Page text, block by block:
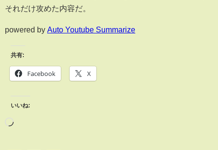
それだけ攻めた内容だ。
powered by Auto Youtube Summarize
共有:
Facebook X
いいね: